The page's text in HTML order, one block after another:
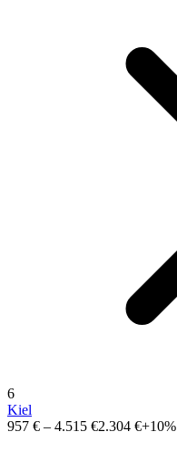
6
Kiel
957 € – 4.515 €2.304 €+10%